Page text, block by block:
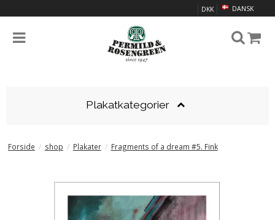
DANSK
DKK
Plakatkategorier
Forside / shop / Plakater / Fragments of a dream #5. Fink